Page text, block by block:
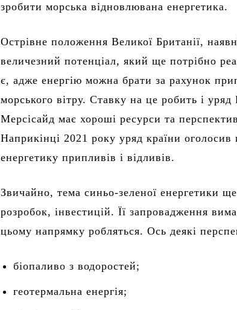
зробити морська відновлювана енергетика.
Острівне положення Великої Британії,
величезний потенціал, який ще потрібно
є, адже енергію можна брати за рахунок
морського вітру. Ставку на це робить і уряд
Мерсісайд має хороші ресурси та
Наприкінці 2021 року уряд країни оголосив
енергетику припливів і відливів.
Звичайно, тема синьо-зеленої енергетики
розробок, інвестицій. Її запровадження
цьому напрямку робляться. Ось деякі
біопаливо з водоростей;
геотермальна енергія;